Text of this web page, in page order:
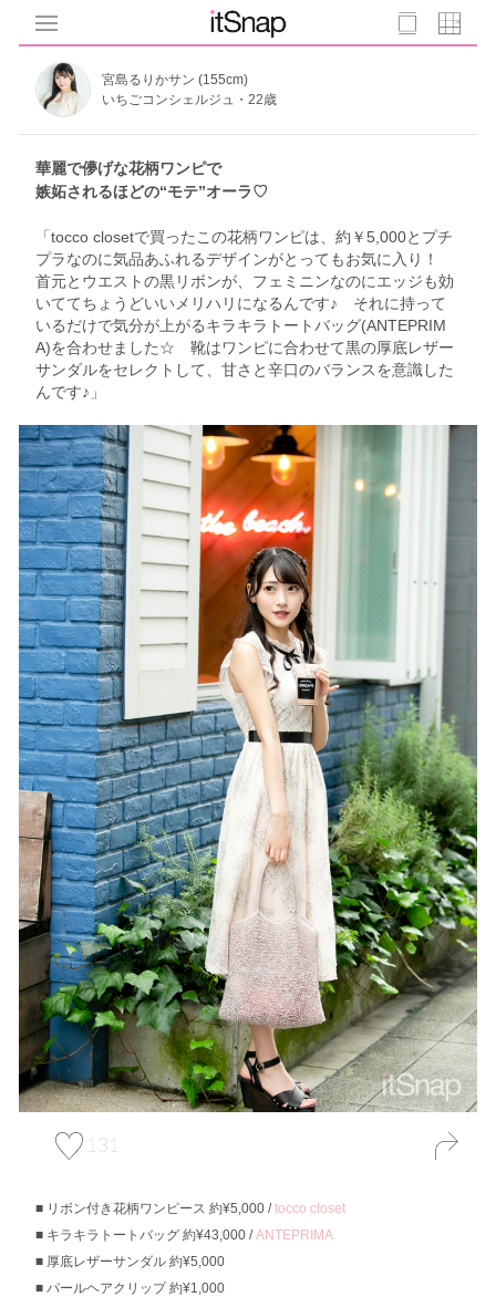
宮島るりかサン (155cm)
いちごコンシェルジュ・22歳
華麗で儚げな花柄ワンピで
嫉妬されるほどの“モテ”オーラ♡
「tocco closetで買ったこの花柄ワンピは、約￥5,000とプチ
プラなのに気品あふれるデザインがとってもお気に入り！
首元とウエストの黒リボンが、フェミニンなのにエッジも効
いててちょうどいいメリハリになるんです♪ それに持って
いるだけで気分が上がるキラキラトートバッグ(ANTEPRIM
A)を合わせました☆ 靴はワンピに合わせて黒の厚底レザー
サンダルをセレクトして、甘さと辛口のバランスを意識した
んです♪」
131
リボン付き花柄ワンピース 約¥5,000 /tocco closet
キラキラトートバッグ 約¥43,000 /ANTEPRIMA
厚底レザーサンダル 約¥5,000
パールヘアクリップ 約¥1,000